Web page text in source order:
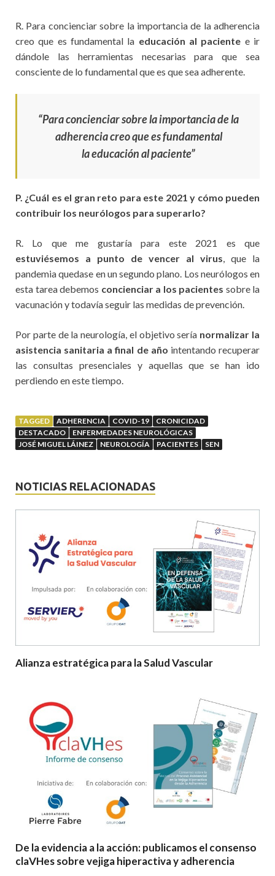
R. Para concienciar sobre la importancia de la adherencia
creo que es fundamental la educación al paciente e ir
dándole las herramientas necesarias para que sea
consciente de lo fundamental que es que sea adherente.
“Para concienciar sobre la importancia de la
adherencia creo que es fundamental
la educación al paciente”
P. ¿Cuál es el gran reto para este 2021 y cómo pueden
contribuir los neurólogos para superarlo?
R. Lo que me gustaría para este 2021 es que
estuviésemos a punto de vencer al virus , que la
pandemia quedase en un segundo plano. Los neurólogos en
esta tarea debemos concienciar a los pacientes sobre la
vacunación y todavía seguir las medidas de prevención.
Por parte de la neurología, el objetivo sería normalizar la
asistencia sanitaria a final de año intentando recuperar
las consultas presenciales y aquellas que se han ido
perdiendo en este tiempo.
TAGGED ADHERENCIA COVID-19
CRONICIDAD
DESTACADO
ENFERMEDADES NEUROLÓGICAS
JOSÉ MIGUEL LÁINEZ
NEUROLOGÍA PACIENTES SEN
NOTICIAS RELACIONADAS
Alianza estratégica para la Salud Vascular
De la evidencia a la acción: publicamos el consenso
claVHes sobre vejiga hiperactiva y adherencia